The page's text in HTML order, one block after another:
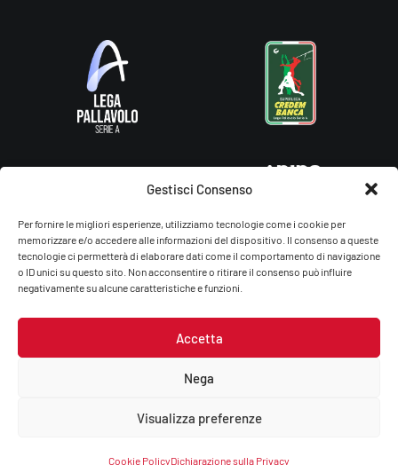
Gestisci Consenso
Per fornire le migliori esperienze, utilizziamo tecnologie come i cookie per
memorizzare e/o accedere alle informazioni del dispositivo. Il consenso a queste
tecnologie ci permetterà di elaborare dati come il comportamento di navigazione
o ID unici su questo sito. Non acconsentire o ritirare il consenso può influire
negativamente su alcune caratteristiche e funzioni.
Accetta
Nega
Visualizza preferenze
Cookie PolicyDichiarazione sulla Privacy
Gas Sales Bluenergy Volley Piacenza – You Energy Volley Ssdrl
P.Iva/C.F.: 01764660336
Privacy Policy–Cookie Policy